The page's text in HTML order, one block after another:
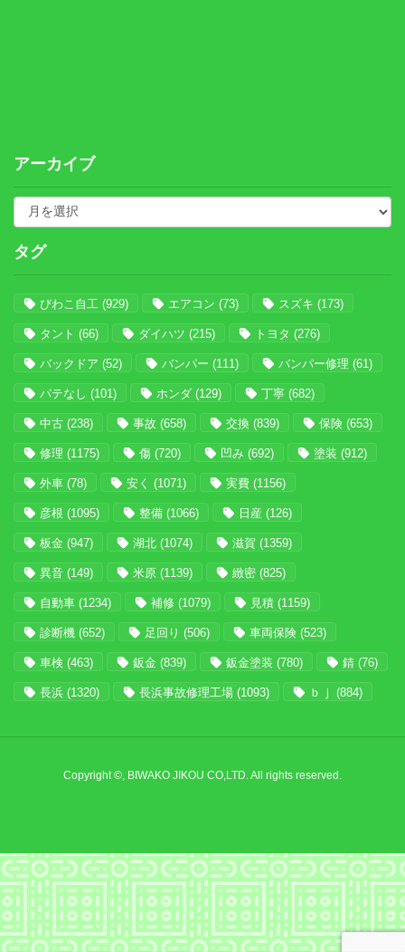
アーカイブ
タグ
びわこ自工 (929) エアコン (73) スズキ (173)
タント (66) ダイハツ (215) トヨタ (276)
バックドア (52) バンパー (111) バンパー修理 (61)
パテなし (101) ホンダ (129) 丁寧 (682)
中古 (238) 事故 (658) 交換 (839) 保険 (653)
修理 (1175) 傷 (720) 凹み (692) 塗装 (912)
外車 (78) 安く (1071) 実費 (1156)
彦根 (1095) 整備 (1066) 日産 (126)
板金 (947) 湖北 (1074) 滋賀 (1359)
異音 (149) 米原 (1139) 緻密 (825)
自動車 (1234) 補修 (1079) 見積 (1159)
診断機 (652) 足回り (506) 車両保険 (523)
車検 (463) 鈑金 (839) 鈑金塗装 (780) 錆 (76)
長浜 (1320) 長浜事故修理工場 (1093) ｂｊ (884)
Copyright ©, BIWAKO JIKOU CO,LTD. All rights reserved.